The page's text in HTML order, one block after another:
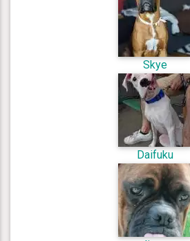
Skye
Daifuku